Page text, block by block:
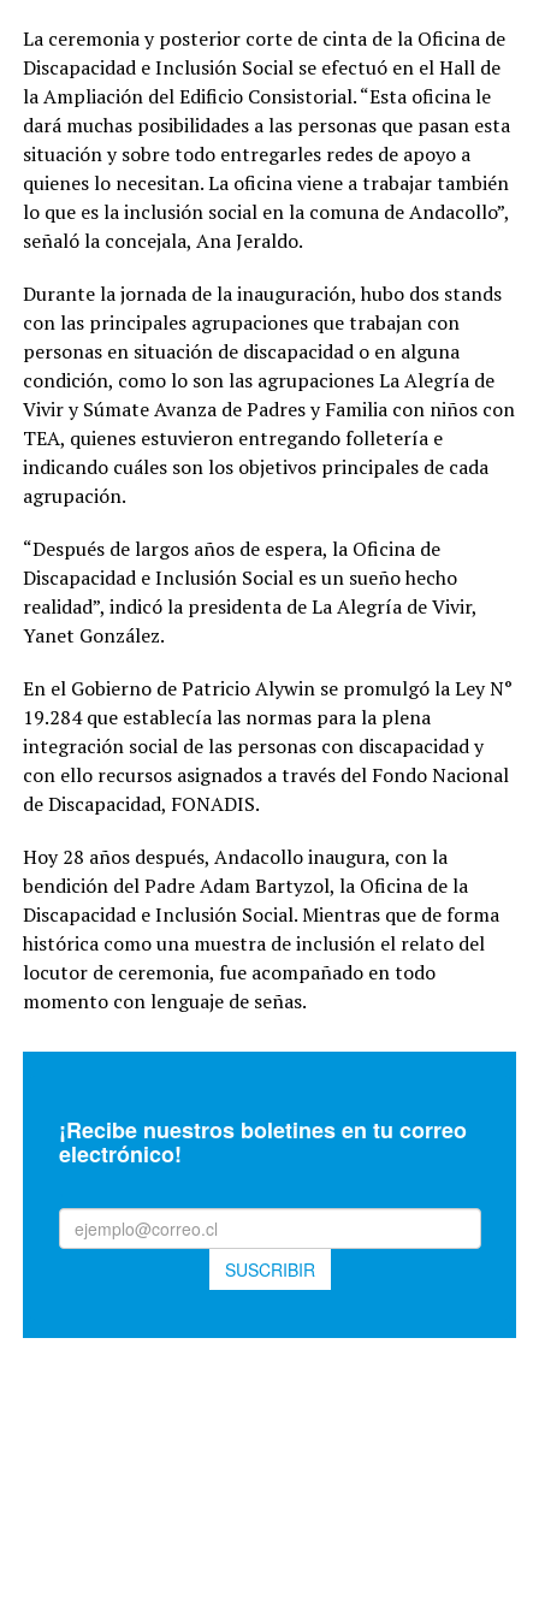
La ceremonia y posterior corte de cinta de la Oficina de
Discapacidad e Inclusión Social se efectuó en el Hall de
la Ampliación del Edificio Consistorial. “Esta oficina le
dará muchas posibilidades a las personas que pasan esta
situación y sobre todo entregarles redes de apoyo a
quienes lo necesitan. La oficina viene a trabajar también
lo que es la inclusión social en la comuna de Andacollo”,
señaló la concejala, Ana Jeraldo.
Durante la jornada de la inauguración, hubo dos stands
con las principales agrupaciones que trabajan con
personas en situación de discapacidad o en alguna
condición, como lo son las agrupaciones La Alegría de
Vivir y Súmate Avanza de Padres y Familia con niños con
TEA, quienes estuvieron entregando folletería e
indicando cuáles son los objetivos principales de cada
agrupación.
“Después de largos años de espera, la Oficina de
Discapacidad e Inclusión Social es un sueño hecho
realidad”, indicó la presidenta de La Alegría de Vivir,
Yanet González.
En el Gobierno de Patricio Alywin se promulgó la Ley N°
19.284 que establecía las normas para la plena
integración social de las personas con discapacidad y
con ello recursos asignados a través del Fondo Nacional
de Discapacidad, FONADIS.
Hoy 28 años después, Andacollo inaugura, con la
bendición del Padre Adam Bartyzol, la Oficina de la
Discapacidad e Inclusión Social. Mientras que de forma
histórica como una muestra de inclusión el relato del
locutor de ceremonia, fue acompañado en todo
momento con lenguaje de señas.